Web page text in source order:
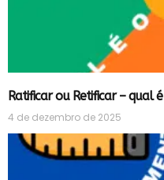
Ratificar ou Retificar – qual
4 de dezembro de 2025